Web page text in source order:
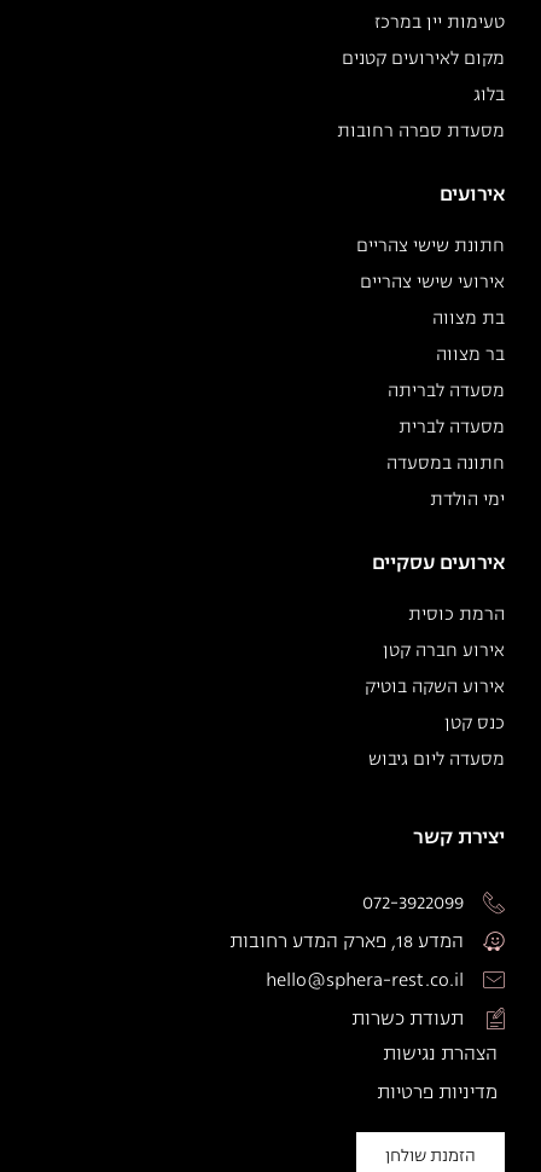
טעימות יין במרכז
מקום לאירועים קטנים
בלוג
מסעדת ספרה רחובות
אירועים
חתונת שישי צהריים
אירועי שישי צהריים
בת מצווה
בר מצווה
מסעדה לבריתה
מסעדה לברית
חתונה במסעדה
ימי הולדת
אירועים עסקיים
הרמת כוסית
אירוע חברה קטן
אירוע השקה בוטיק
כנס קטן
מסעדה ליום גיבוש
יצירת קשר
072-3922099
המדע 18, פארק המדע רחובות
hello@sphera-rest.co.il
תעודת כשרות
הצהרת נגישות
מדיניות פרטיות
הזמנת שולחן